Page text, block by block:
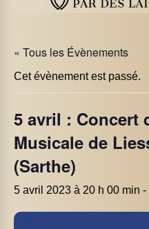
« Tous les Évènements
Cet évènement est passé.
5 avril : Concert
Musicale de
(Sarthe)
5 avril 2023 à 20 h 00 min -